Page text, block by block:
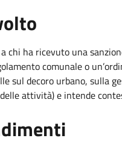
chi ha ricevuto una
comunale o
sul decoro urbano, sulla
attività) e intende